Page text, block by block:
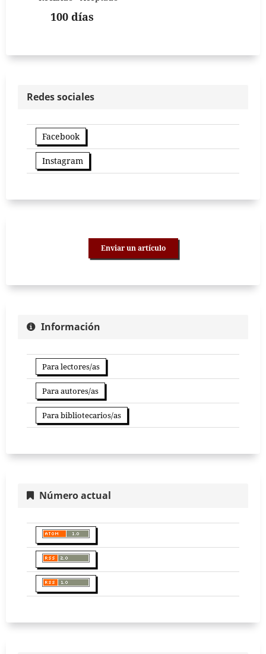
100 días
Redes sociales
Facebook
Instagram
Enviar un artículo
Información
Para lectores/as
Para autores/as
Para bibliotecarios/as
Número actual